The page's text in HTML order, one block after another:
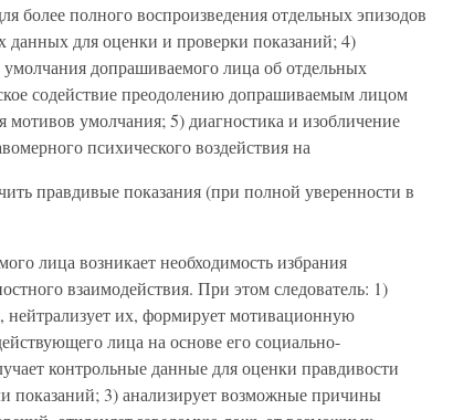
более полного воспроизведения отдельных эпизодов
данных для оценки и проверки показаний; 4)
допрашиваемого лица об отдельных
содействие преодолению допрашиваемым лицом
мотивов умолчания; 5) диагностика и изобличение
психического воздействия на
правдивые показания (при полной уверенности в
лица возникает необходимость избрания
взаимодействия. При этом следователь: 1)
нейтрализует их, формирует мотивационную
лица на основе его социально-
контрольные данные для оценки правдивости
показаний; 3) анализирует возможные причины